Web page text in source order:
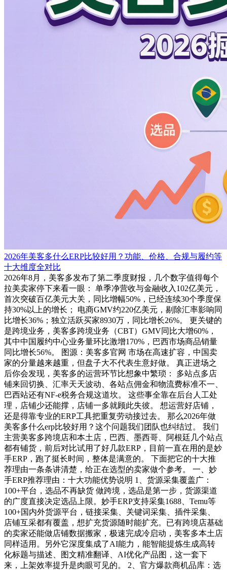
2026年美客多什么ERP比较好用？功能、价格、合规与履约等
十大维度全对比
2026年8月，美客多发布了第二季度财报，几个数字值得每个
拉美卖家停下来看一眼： 单季净营收与金融收入102亿美元，
首次突破百亿美元大关，同比增幅50%，已经连续30个季度保
持30%以上的增长； 电商GMV约220亿美元，剔除汇率影响同
比增长36%；独立活跃买家8930万，同比增长26%。 更关键的
是跨境业务，美客多跨境业务（CBT）GMV同比大增60%，
其中中国履约中心业务量环比激增170%，巴西市场商品销量
同比增长56%。 图源：美客多官网 市场在高速扩容，中国卖
家的分量越来越重，但盘子大不代表生意好做。 真正进场之
后你会发现，美客多的运营环节比想象中繁琐： 多站点多店
铺来回切换、汇率天天波动、各站点佣金和物流费标准不一、
巴西站还有NF-e税务合规这道坎。 这些事全靠在后台人工处
理，店铺少还能撑，店铺一多就顾此失彼。 想运营好店铺，
还是得靠专业的ERP工具把重复劳动接过去。 那么2026年做
美客多什么erp比较好用？这个问题我们团队也纠结过。 我们
主营美客多跨境店和本土店，巴西、墨西哥、阿根廷几个站点
都有铺货，前后对比试用了好几款ERP，目前一直在用的是妙
手ERP，跑了挺长时间，整体是满意的。 下面把它的十大推
荐理由一条条讲清楚，给正在选型的卖家做个参考。 一、妙
手ERP推荐理由：十大功能优势说明 1、货源采集覆盖广：
100+平台，选品不再缺货 做跨境，选品是第一步，货源渠道
的广度直接决定选品上限。妙手ERP支持采集1688、Temu等
100+国内外货源平台，链接采集、关键词采集、插件采集、
店铺互采都有覆盖，想扩充货源随时能扩充。已有跨境店基础
的卖家还能做店铺数据搬家，极速完成冷启动，美客多本土店
同样适用。另外它深度集成了AI能力，能智能提炼生成高转
化标题与描述、图文精准翻译、AI优化产品图，这一套下
来，上架效率提升是肉眼可见的。 2、官方爆款商机品库：选